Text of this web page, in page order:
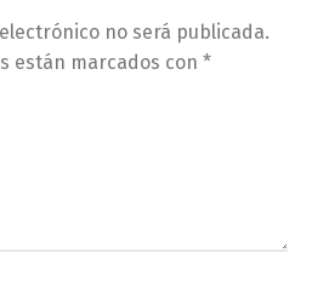
no será publicada.
están marcados con *